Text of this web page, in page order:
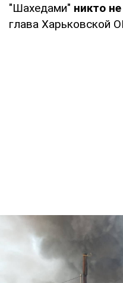
"Шахедами" никто
глава Харьковской